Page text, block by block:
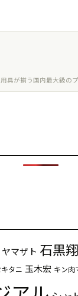
具が揃う国内最大級の
マザト 石黒
タニ 玉木宏 キン肉